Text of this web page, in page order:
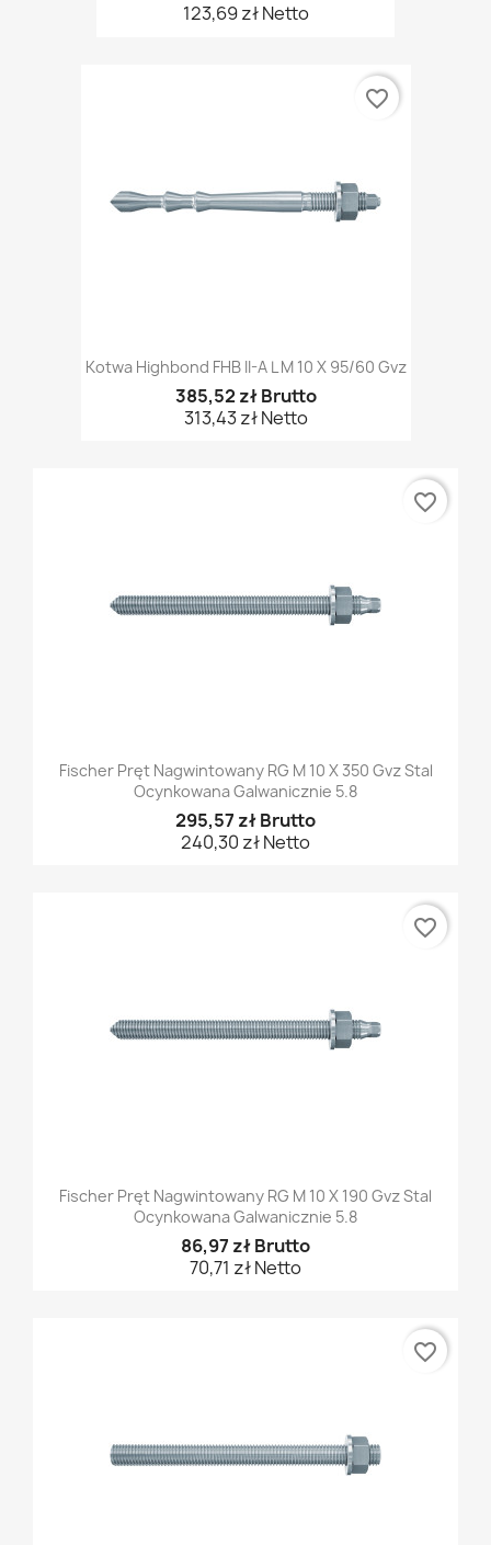
123,69 zł Netto
Kotwa Highbond FHB II-A L M 10 X 95/60 Gvz
385,52 zł Brutto
313,43 zł Netto
favorite_border
Fischer Pręt Nagwintowany RG M 10 X 350 Gvz Stal
Ocynkowana Galwanicznie 5.8
295,57 zł Brutto
240,30 zł Netto
favorite_border
Fischer Pręt Nagwintowany RG M 10 X 190 Gvz Stal
Ocynkowana Galwanicznie 5.8
86,97 zł Brutto
70,71 zł Netto
favorite_border
favorite_border